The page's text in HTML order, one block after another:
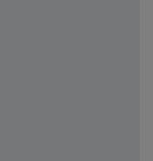
že výrobca